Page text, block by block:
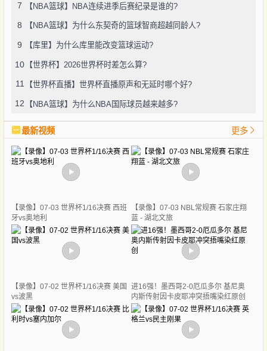
7 【NBA篮球】NBA连续进季后赛纪录是谁的?
8 【NBA篮球】为什么东契奇的篮球智商超越同龄人?
9 【库里】为什么库里能改变篮球运动?
10 【世界杯】2026世界杯时差怎么算?
11 【世界杯直播】世界杯直播原声和无延时哪个好?
12 【NBA篮球】为什么NBA国际球员越来越多?
最新视频 更多
【录像】07-03 世界杯1/16决赛 西班
牙vs奥地利
【录像】07-03 NBL常规赛 石家庄翔
蓝 - 湖北文旅
【录像】07-02 世界杯1/16决赛 美国
vs波黑
进16强！墨西哥2-0厄瓜多尔 基尼奥
内斯传射因卡皮耶冲突捂嘴染红原创